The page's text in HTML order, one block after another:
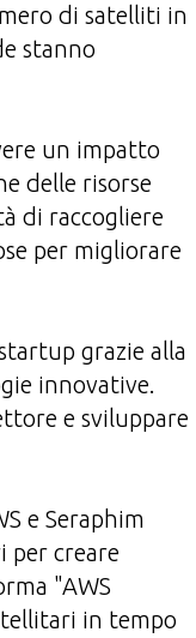
di satelliti in
stanno
un impatto
delle risorse
di raccogliere
per migliorare
grazie alla
innovative.
e sviluppare
e Seraphim
per creare
"AWS
in tempo